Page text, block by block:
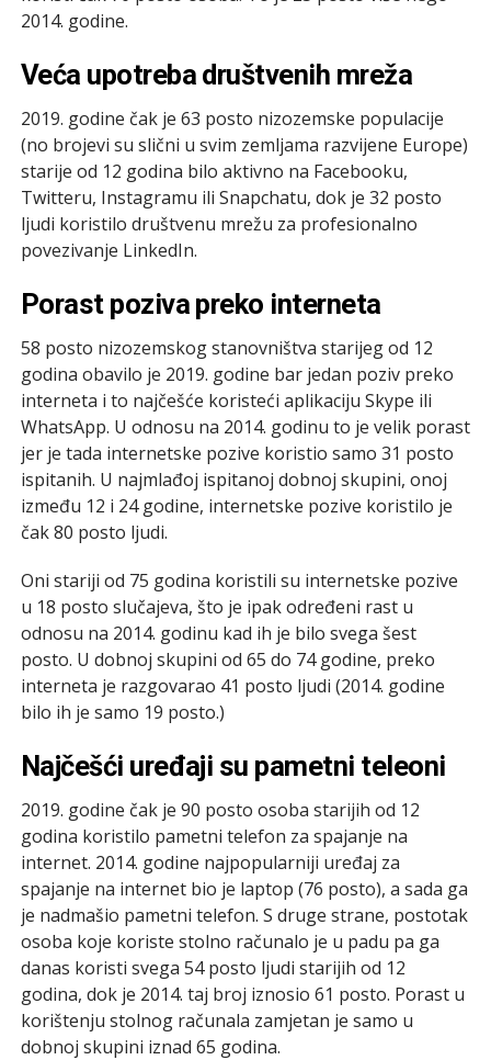
2014. godine.
Veća upotreba društvenih mreža
2019. godine čak je 63 posto nizozemske populacije
(no brojevi su slični u svim zemljama razvijene Europe)
starije od 12 godina bilo aktivno na Facebooku,
Twitteru, Instagramu ili Snapchatu, dok je 32 posto
ljudi koristilo društvenu mrežu za profesionalno
povezivanje LinkedIn.
Porast poziva preko interneta
58 posto nizozemskog stanovništva starijeg od 12
godina obavilo je 2019. godine bar jedan poziv preko
interneta i to najčešće koristeći aplikaciju Skype ili
WhatsApp. U odnosu na 2014. godinu to je velik porast
jer je tada internetske pozive koristio samo 31 posto
ispitanih. U najmlađoj ispitanoj dobnoj skupini, onoj
između 12 i 24 godine, internetske pozive koristilo je
čak 80 posto ljudi.
Oni stariji od 75 godina koristili su internetske pozive
u 18 posto slučajeva, što je ipak određeni rast u
odnosu na 2014. godinu kad ih je bilo svega šest
posto. U dobnoj skupini od 65 do 74 godine, preko
interneta je razgovarao 41 posto ljudi (2014. godine
bilo ih je samo 19 posto.)
Najčešći uređaji su pametni teleoni
2019. godine čak je 90 posto osoba starijih od 12
godina koristilo pametni telefon za spajanje na
internet. 2014. godine najpopularniji uređaj za
spajanje na internet bio je laptop (76 posto), a sada ga
je nadmašio pametni telefon. S druge strane, postotak
osoba koje koriste stolno računalo je u padu pa ga
danas koristi svega 54 posto ljudi starijih od 12
godina, dok je 2014. taj broj iznosio 61 posto. Porast u
korištenju stolnog računala zamjetan je samo u
dobnoj skupini iznad 65 godina.